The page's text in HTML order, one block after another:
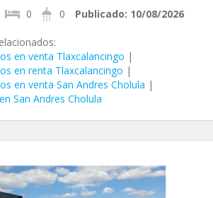
0 0 Publicado: 10/08/2026
en venta Tlaxcalancingo |
en renta Tlaxcalancingo |
en venta San Andres Cholula |
San Andres Cholula